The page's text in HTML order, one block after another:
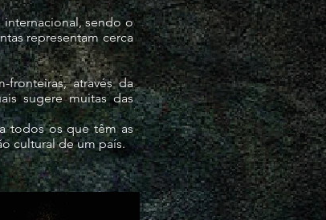
sendo o
representam cerca
através da
sugere muitas das
todos os que têm as
cultural de um país.